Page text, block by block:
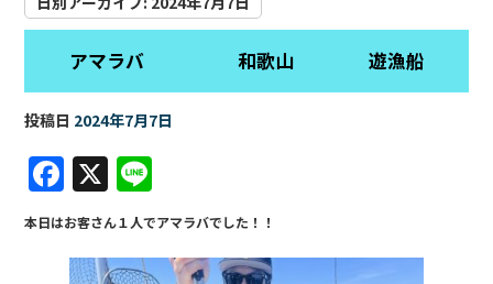
アマラバ 和歌山 遊漁船
投稿日 2024年7月7日
F
a
c
X
n
e
本日はお客さん１人でアマラバでした！！